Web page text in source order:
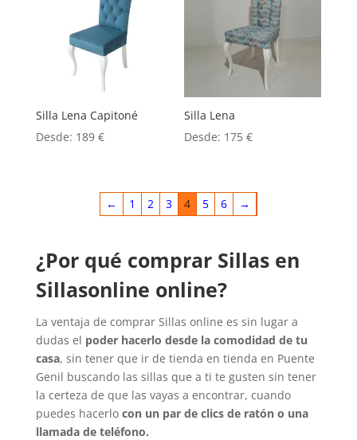
Silla Lena Capitoné
Desde: 189 €
Silla Lena
Desde: 175€
← 1 2 3 4 5 6 →
¿Por qué comprar Sillas en
Sillasonline online?
La ventaja de comprar Sillas online es sin lugar a
dudas el poder hacerlo desde la comodidad de tu
casa, sin tener que ir de tienda en tienda en Puente
Genil buscando las sillas que a ti te gusten sin tener
la certeza de que las vayas a encontrar, cuando
puedes hacerlo con un par de clics de ratón o una
llamada de teléfono.